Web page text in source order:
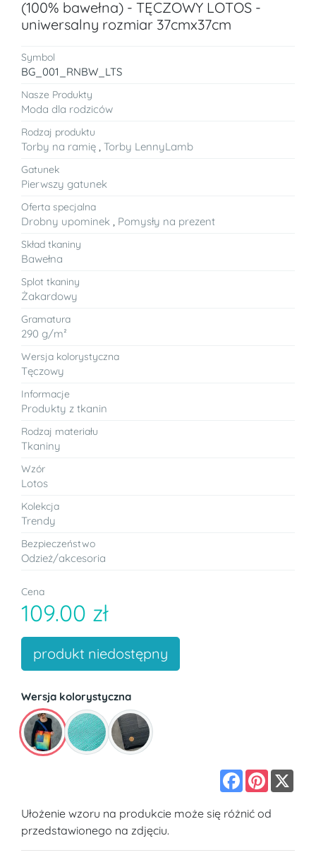
(100% bawełna) - TĘCZOWY LOTOS -
uniwersalny rozmiar 37cmx37cm
Symbol
BG_001_RNBW_LTS
Nasze Produkty
Moda dla rodziców
Rodzaj produktu
Torby na ramię Torby LennyLamb
Gatunek
Pierwszy gatunek
Oferta specjalna
Drobny upominek Pomysły na prezent
Skład tkaniny
Bawełna
Splot tkaniny
Żakardowy
Gramatura
290 g/m²
Wersja kolorystyczna
Tęczowy
Informacje
Produkty z tkanin
Rodzaj materiału
Tkaniny
Wzór
Lotos
Kolekcja
Trendy
Bezpieczeństwo
Odzież/akcesoria
Cena
109.00 zł
produkt niedostępny
Wersja kolorystyczna
Facebook
Pinterest
Ułożenie wzoru na produkcie może się różnić od
przedstawionego na zdjęciu.